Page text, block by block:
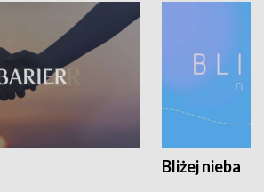
Bliżej nieba